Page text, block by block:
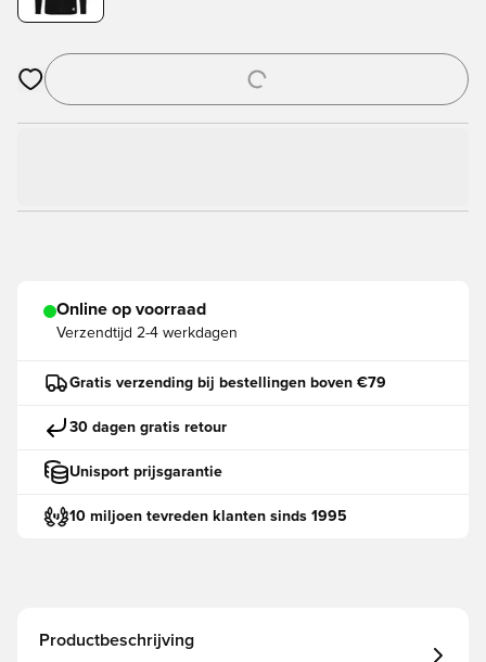
Opent een venster om in te loggen of je aan te melden als lid
Online op voorraad
Verzendtijd 2-4 werkdagen
Gratis verzending bij bestellingen boven €79
30 dagen gratis retour
Unisport prijsgarantie
10 miljoen tevreden klanten sinds 1995
Productbeschrijving